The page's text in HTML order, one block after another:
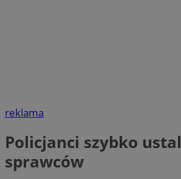
reklama
Policjanci szybko
sprawców